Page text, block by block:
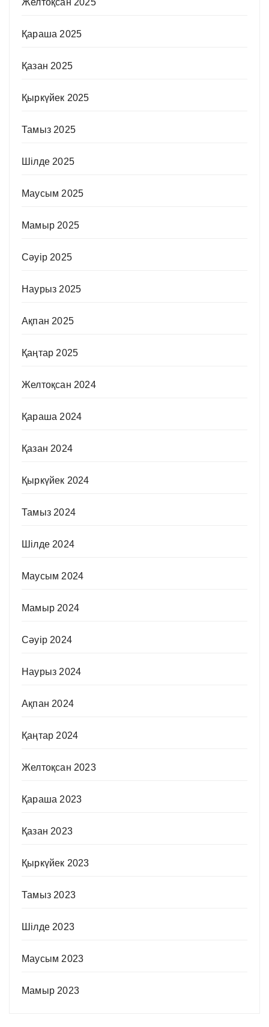
Желтоқсан 2025
Қараша 2025
Қазан 2025
Қыркүйек 2025
Тамыз 2025
Шілде 2025
Маусым 2025
Мамыр 2025
Сәуір 2025
Наурыз 2025
Ақпан 2025
Қаңтар 2025
Желтоқсан 2024
Қараша 2024
Қазан 2024
Қыркүйек 2024
Тамыз 2024
Шілде 2024
Маусым 2024
Мамыр 2024
Сәуір 2024
Наурыз 2024
Ақпан 2024
Қаңтар 2024
Желтоқсан 2023
Қараша 2023
Қазан 2023
Қыркүйек 2023
Тамыз 2023
Шілде 2023
Маусым 2023
Мамыр 2023